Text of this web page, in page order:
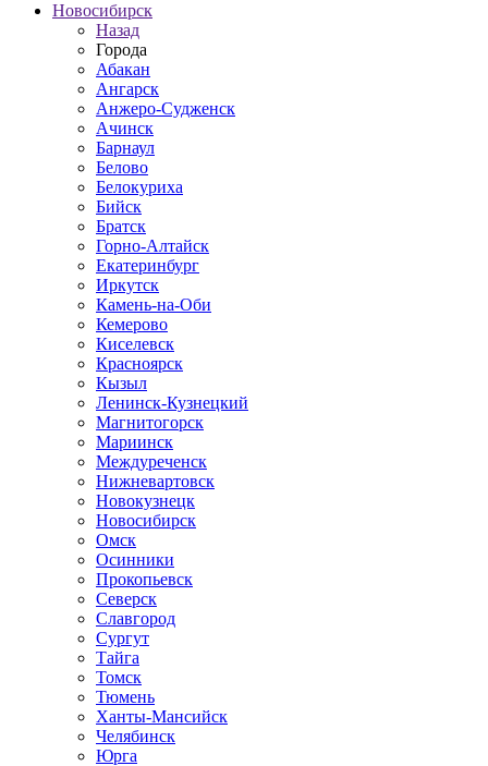
Новосибирск
Назад
Города
Абакан
Ангарск
Анжеро-Судженск
Ачинск
Барнаул
Белово
Белокуриха
Бийск
Братск
Горно-Алтайск
Екатеринбург
Иркутск
Камень-на-Оби
Кемерово
Киселевск
Красноярск
Кызыл
Ленинск-Кузнецкий
Магнитогорск
Мариинск
Междуреченск
Нижневартовск
Новокузнецк
Новосибирск
Омск
Осинники
Прокопьевск
Северск
Славгород
Сургут
Тайга
Томск
Тюмень
Ханты-Мансийск
Челябинск
Юрга